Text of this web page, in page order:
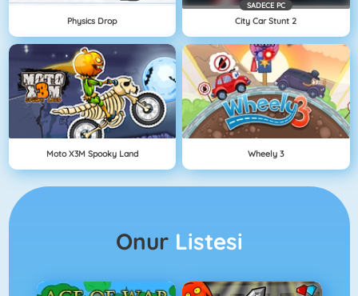
Physics Drop
SADECE PC
City Car Stunt 2
Moto X3M Spooky Land Wheely 3
Onur Listesi